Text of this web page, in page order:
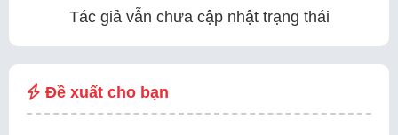
Tác giả vẫn chưa cập nhật trạng thái
Đề xuất cho bạn